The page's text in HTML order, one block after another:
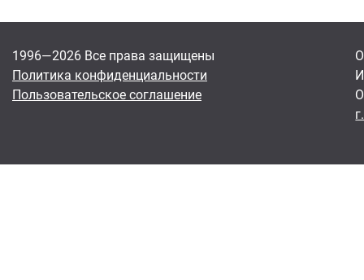
1996—2026 Все права защищены
Политика конфиденциальности
Пользовательское соглашение